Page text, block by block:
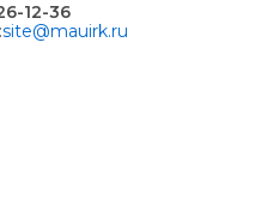
12-36
site@mauirk.ru